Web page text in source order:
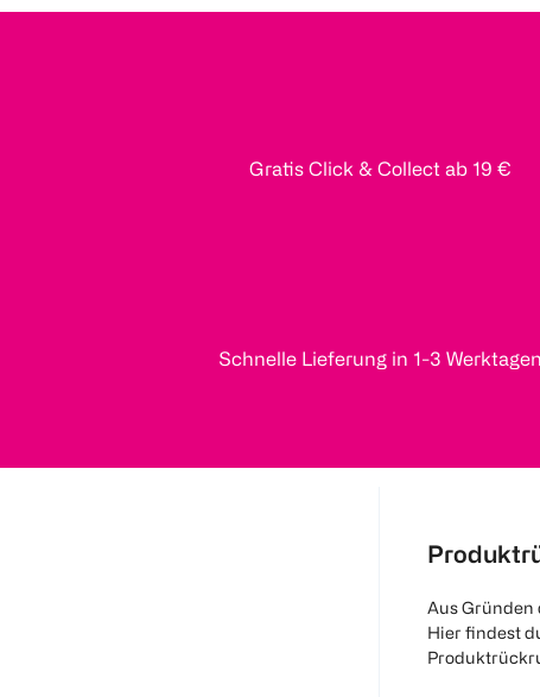
Gratis Click & Collect ab 19 €
Schnelle Lieferung in 1-3 Werktagen
Aus Gründen
Hier findest